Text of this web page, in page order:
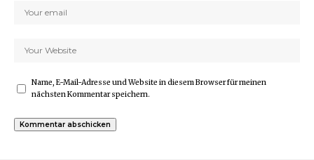
Name, E-Mail-Adresse und Website in diesem Browser für meinen
nächsten Kommentar speichern.